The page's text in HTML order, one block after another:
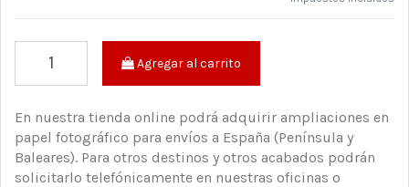
Agregar al carrito
En nuestra tienda online podrá adquirir ampliaciones en
papel fotográfico para envíos a España (Península y
Baleares). Para otros destinos y otros acabados podrán
solicitarlo telefónicamente en nuestras oficinas o